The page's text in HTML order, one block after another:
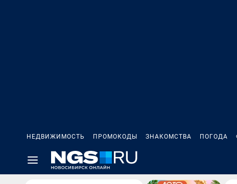
НЕДВИЖИМОСТЬ ПРОМОКОДЫ ЗНАКОМСТВА ПОГОДА